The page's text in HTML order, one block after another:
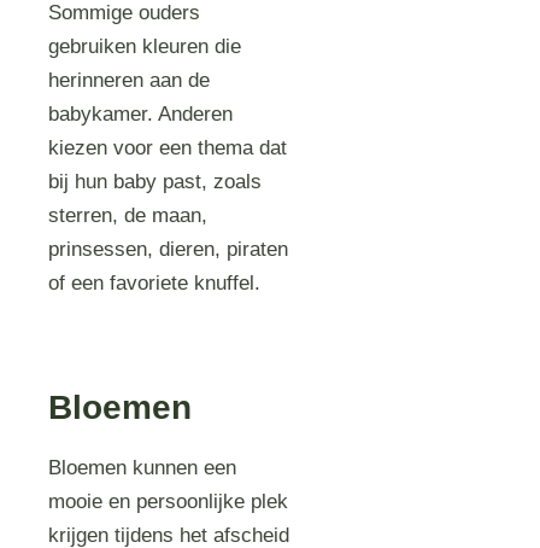
Sommige ouders
gebruiken kleuren die
herinneren aan de
babykamer. Anderen
kiezen voor een thema dat
bij hun baby past, zoals
sterren, de maan,
prinsessen, dieren, piraten
of een favoriete knuffel.
Bloemen
Bloemen kunnen een
mooie en persoonlijke plek
krijgen tijdens het afscheid